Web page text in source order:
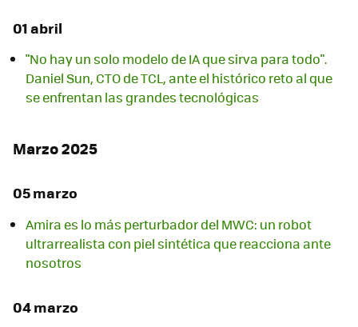
01 abril
"No hay un solo modelo de IA que sirva para todo".
Daniel Sun, CTO de TCL, ante el histórico reto al que
se enfrentan las grandes tecnológicas
Marzo 2025
05 marzo
Amira es lo más perturbador del MWC: un robot
ultrarrealista con piel sintética que reacciona ante
nosotros
04 marzo